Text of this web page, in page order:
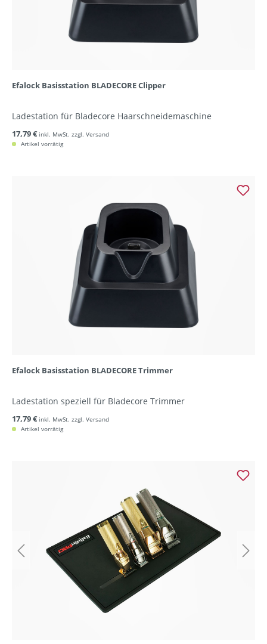
Efalock Basisstation BLADECORE Clipper
Ladestation für Bladecore Haarschneidemaschine
17,79 € inkl. MwSt. zzgl. Versand
Artikel vorrätig
Efalock Basisstation BLADECORE Trimmer
Ladestation speziell für Bladecore Trimmer
17,79 € inkl. MwSt. zzgl. Versand
Artikel vorrätig